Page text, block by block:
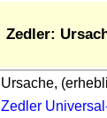
Zedler:
Ursache,
Zedler